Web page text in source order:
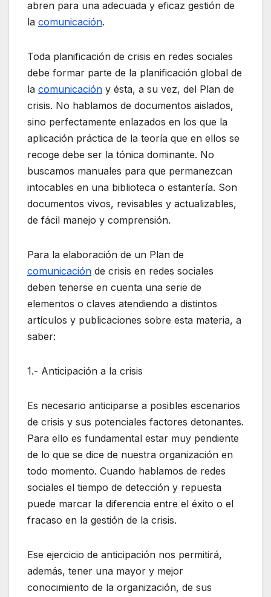
abren para una adecuada y eficaz gestión de
la comunicación.
Toda planificación de crisis en redes sociales
debe formar parte de la planificación global de
la comunicación y ésta, a su vez, del Plan de
crisis. No hablamos de documentos aislados,
sino perfectamente enlazados en los que la
aplicación práctica de la teoría que en ellos se
recoge debe ser la tónica dominante. No
buscamos manuales para que permanezcan
intocables en una biblioteca o estantería. Son
documentos vivos, revisables y actualizables,
de fácil manejo y comprensión.
Para la elaboración de un Plan de
comunicación de crisis en redes sociales
deben tenerse en cuenta una serie de
elementos o claves atendiendo a distintos
artículos y publicaciones sobre esta materia, a
saber:
1.- Anticipación a la crisis
Es necesario anticiparse a posibles escenarios
de crisis y sus potenciales factores detonantes.
Para ello es fundamental estar muy pendiente
de lo que se dice de nuestra organización en
todo momento. Cuando hablamos de redes
sociales el tiempo de detección y repuesta
puede marcar la diferencia entre el éxito o el
fracaso en la gestión de la crisis.
Ese ejercicio de anticipación nos permitirá,
además, tener una mayor y mejor
conocimiento de la organización, de sus